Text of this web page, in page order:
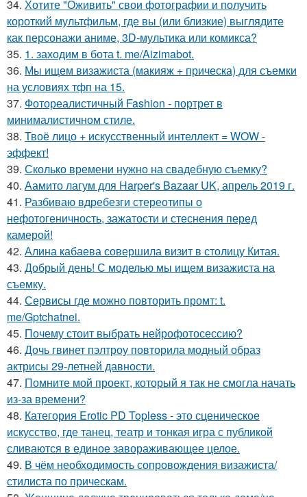
34. Хотите "Оживить" свои фотографии и получить
короткий мультфильм, где вы (или близкие) выглядите
как персонажи аниме, 3D-мультика или комикса?
35. 1. заходим в бота t. me/Aizimabot.
36. Мы ищем визажиста (макияж + прическа) для съемки
на условиях тфп на 15.
37. Фотореалистичный Fashion - портрет в
минималистичном стиле.
38. Твоё лицо + искусственный интеллект = WOW -
эффект!
39. Сколько времени нужно на свадебную съемку?
40. Аамито лагум для Harper's Bazaar UK, апрель 2019 г.
41. Разбиваю вдребезги стереотипы о
нефотогеничность, зажатости и стеснения перед
камерой!
42. Алина кабаева совершила визит в столицу Китая.
43. Добрый день! С моделью мы ищем визажиста на
съемку.
44. Сервисы где можно повторить промт: t.
me/Gptchatnei.
45. Почему стоит выбрать нейрофотосессию?
46. Дочь гвинет пэлтроу повторила модный образ
актрисы 29-летней давности.
47. Помните мой проект, который я так не смогла начать
из-за времени?
48. Категория Erotic PD Topless - это сценическое
искусство, где танец, театр и тонкая игра с публикой
сливаются в единое завораживающее целое.
49. В чём необходимость сопровождения визажиста/
стилиста по прическам.